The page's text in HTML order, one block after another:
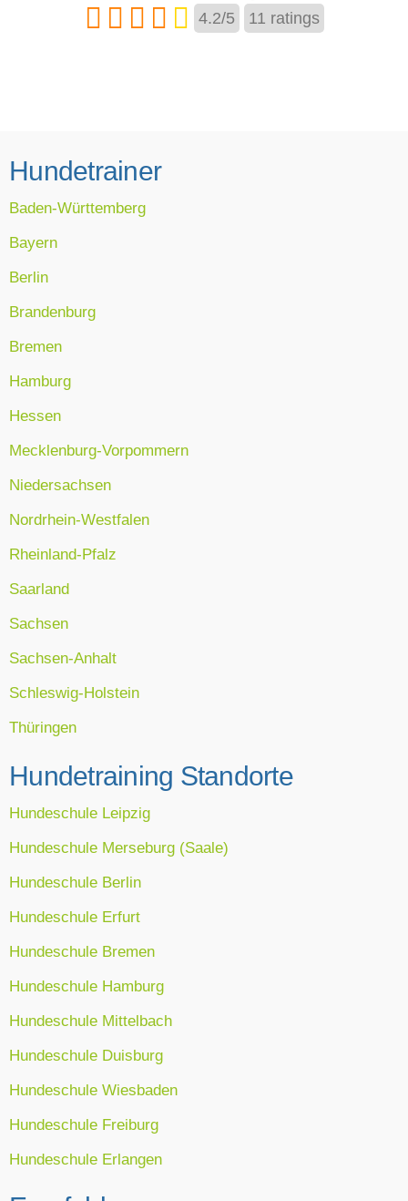
4.2/5 11 ratings
Hundetrainer
Baden-Württemberg
Bayern
Berlin
Brandenburg
Bremen
Hamburg
Hessen
Mecklenburg-Vorpommern
Niedersachsen
Nordrhein-Westfalen
Rheinland-Pfalz
Saarland
Sachsen
Sachsen-Anhalt
Schleswig-Holstein
Thüringen
Hundetraining Standorte
Hundeschule Leipzig
Hundeschule Merseburg (Saale)
Hundeschule Berlin
Hundeschule Erfurt
Hundeschule Bremen
Hundeschule Hamburg
Hundeschule Mittelbach
Hundeschule Duisburg
Hundeschule Wiesbaden
Hundeschule Freiburg
Hundeschule Erlangen